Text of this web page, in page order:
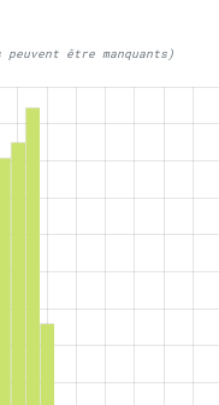
être manquants)